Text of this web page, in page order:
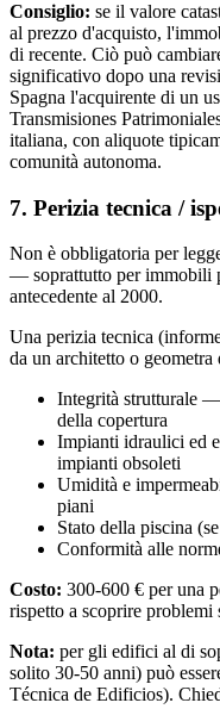
Consiglio: se il valore
al prezzo d'acquisto,
di recente. Ciò può
significativo dopo una
Spagna l'acquirente di un
Transmisiones
italiana, con aliquote
comunità autonoma.
7. Perizia tecnica /
Non è obbligatoria per
— soprattutto per immobili
antecedente al 2000.
Una perizia tecnica
da un architetto o
Integrità strutturale
della copertura
Impianti idraulici ed
impianti obsoleti
Umidità e
piani
Stato della piscina
Conformità alle
Costo: 300-600 € per una
rispetto a scoprire
Nota: per gli edifici al di
solito 30-50 anni) può
Técnica de Edificios).